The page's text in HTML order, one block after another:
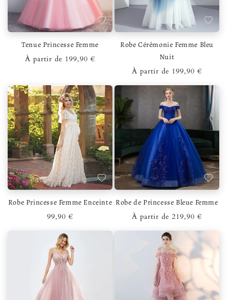
Ajouter à la liste de souhaits
Tenue Princesse Femme
Prix habituel
À partir de 199,90 €
Ajouter
Robe Cérémonie Femme Bleu
Nuit
Prix habituel
À partir de 199,90 €
Ajouter à la liste de souhaits
Robe Princesse Femme Enceinte
Prix habituel
99,90 €
Ajouter
Robe de Princesse Bleue Femme
Prix habituel
À partir de 219,90 €